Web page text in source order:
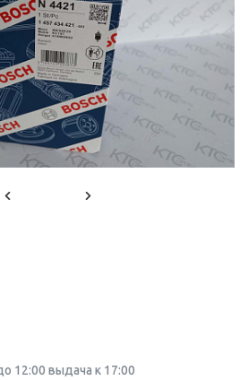
12:00 выдача к 17:00